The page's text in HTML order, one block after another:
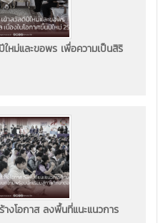
ใหม่และขอพร เพื่อความเป็นสิริ
างโอกาส ลงพื้นที่แนะแนวการ